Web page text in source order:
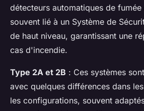
détecteurs automatiques de
souvent lié à un Système de
de haut niveau, garantissant une
cas d'incendie.
Type 2A et 2B : Ces systèmes
avec quelques différences dans
les configurations, souvent